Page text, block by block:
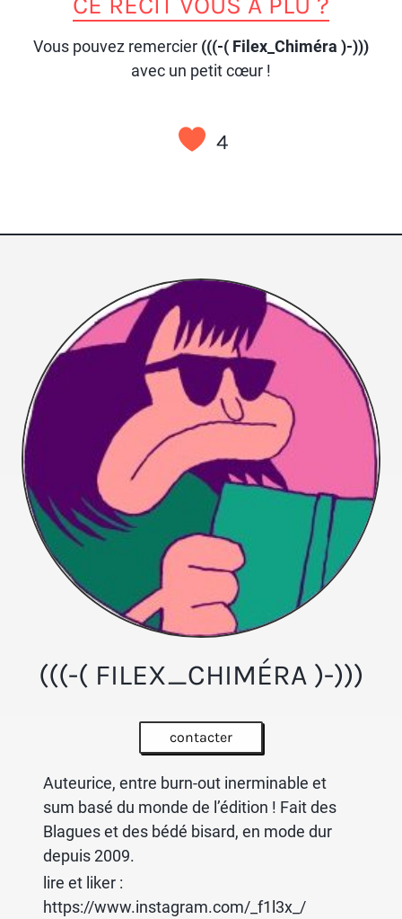
Vous pouvez remercier (((-( Filex_Chiméra )-)))
avec un petit cœur !
4
(((-( FILEX_CHIMÉRA )-)))
contacter
Auteurice, entre burn-out inerminable et
sum basé du monde de l’édition ! Fait des
Blagues et des bédé bisard, en mode dur
depuis 2009.
lire et liker :
https://www.instagram.com/_f1l3x_/